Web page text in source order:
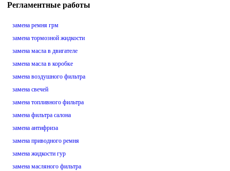
Регламентные работы
замена ремня грм
замена тормозной жидкости
замена масла в двигателе
замена масла в коробке
замена воздушного фильтра
замена свечей
замена топливного фильтра
замена фильтра салона
замена антифриза
замена приводного ремня
замена жидкости гур
замена масляного фильтра